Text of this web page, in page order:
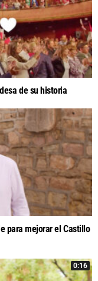
de su historia
para mejorar el Castillo
0:16